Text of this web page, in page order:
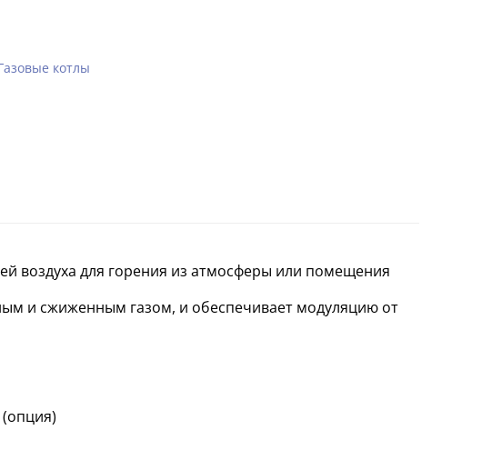
котлы
воздуха для горения из атмосферы или помещения
и сжиженным газом, и обеспечивает модуляцию от
(опция)